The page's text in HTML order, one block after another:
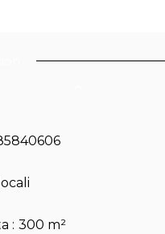
300 m²